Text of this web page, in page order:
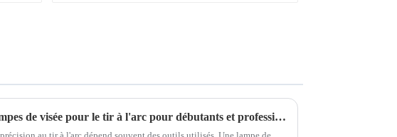
Top 10 des lampes de visée pour le tir à l'arc pour débutants et professionnels en 2024